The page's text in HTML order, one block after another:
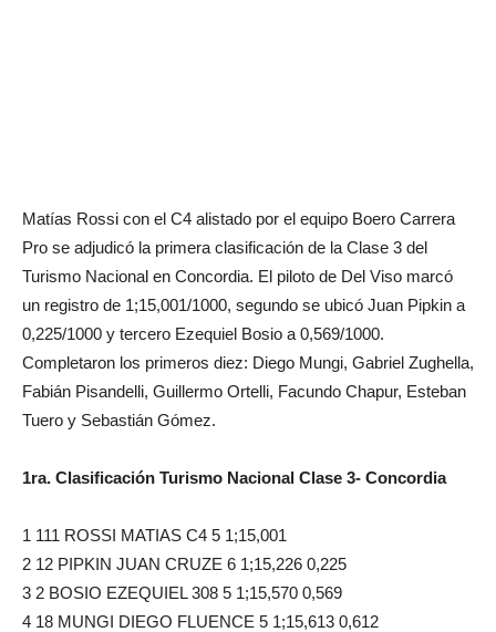
Matías Rossi con el C4 alistado por el equipo Boero Carrera
Pro se adjudicó la primera clasificación de la Clase 3 del
Turismo Nacional en Concordia. El piloto de Del Viso marcó
un registro de 1;15,001/1000, segundo se ubicó Juan Pipkin a
0,225/1000 y tercero Ezequiel Bosio a 0,569/1000.
Completaron los primeros diez: Diego Mungi, Gabriel Zughella,
Fabián Pisandelli, Guillermo Ortelli, Facundo Chapur, Esteban
Tuero y Sebastián Gómez.
1ra. Clasificación Turismo Nacional Clase 3- Concordia
1 111 ROSSI MATIAS C4 5 1;15,001
2 12 PIPKIN JUAN CRUZE 6 1;15,226 0,225
3 2 BOSIO EZEQUIEL 308 5 1;15,570 0,569
4 18 MUNGI DIEGO FLUENCE 5 1;15,613 0,612